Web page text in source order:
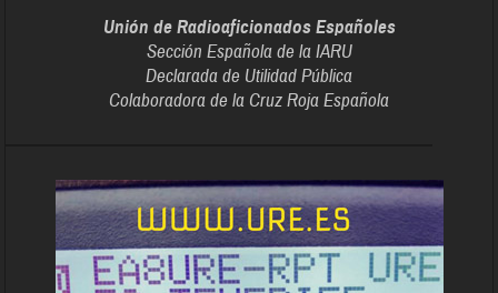
Unión de Radioaficionados Españoles
Sección Española de la IARU
Declarada de Utilidad Pública
Colaboradora de la Cruz Roja Española